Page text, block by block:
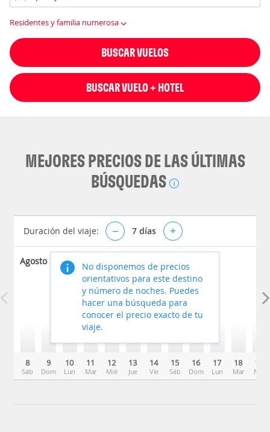
Residentes y familia numerosa
BUSCAR VUELOS
BUSCAR VUELO + HOTEL
MEJORES PRECIOS DE LAS ÚLTIMAS
BÚSQUEDAS
Duración del viaje: – 7 días +
Agosto 2026
8
Sáb
9
Dom
10
Lun
11
Mar
12
Mié
13
Jue
14
Vie
15
Sáb
16
Dom
17
Lun
18
Mar
19
Mié
No disponemos de precios
orientativos para este destino
y número de noches. Puedes
hacer una búsqueda para
conocer el precio exacto de tu
viaje.